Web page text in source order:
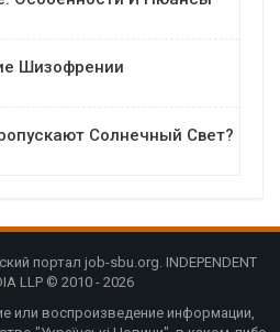
Шизофрении
Солнечный Свет?
портал job-sbu.org. INDEPENDENT
LLP © 2010 - 2026
или воспроизведение информации,